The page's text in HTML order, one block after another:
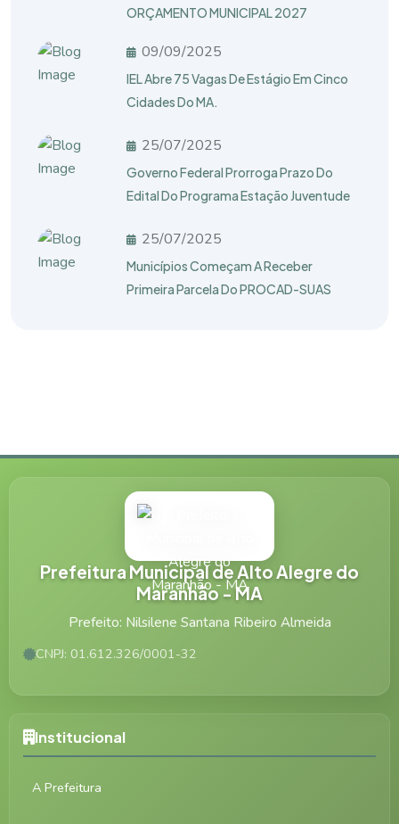
ORÇAMENTO MUNICIPAL 2027
09/09/2025
IEL Abre 75 Vagas De Estágio Em Cinco
Cidades Do MA.
25/07/2025
Governo Federal Prorroga Prazo Do
Edital Do Programa Estação Juventude
25/07/2025
Municípios Começam A Receber
Primeira Parcela Do PROCAD-SUAS
Prefeitura Municipal de Alto Alegre do
Maranhão - MA
Prefeito: Nilsilene Santana Ribeiro Almeida
CNPJ: 01.612.326/0001-32
Institucional
A Prefeitura